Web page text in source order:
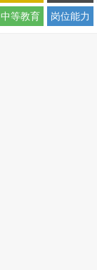
中等教育 岗位能力